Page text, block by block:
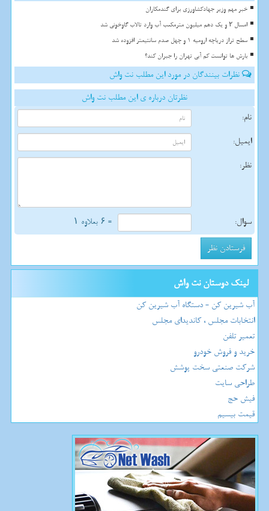
خبر مهم وزیر جهادکشاورزی برای گندمکاران
امسال ۲ و یک دهم میلیون مترمکعب آب وارد تالاب گاوخونی شد
سطح تراز دریاچه ارومیه 1 و چهل صدم سانتیمتر افزوده شد
بارش ها توانست کم آبی تهران را جبران کند؟
نظرات بینندگان در مورد این مطلب نت واش
نظرتان درباره ی این مطلب نت واش
نام:
ایمیل:
نظر:
سوال: = ۶ بعلاوه ۱
لینک دوستان نت واش
آب شیرین کن - دستگاه آب شیرین کن
انتخابات مجلس ، کاندیدای مجلس
تعمیر تلفن
خرید و فروش خودرو
شرکت صنعتی سخت پوشش
طراحی سایت
فیش حج
قیمت بیسیم